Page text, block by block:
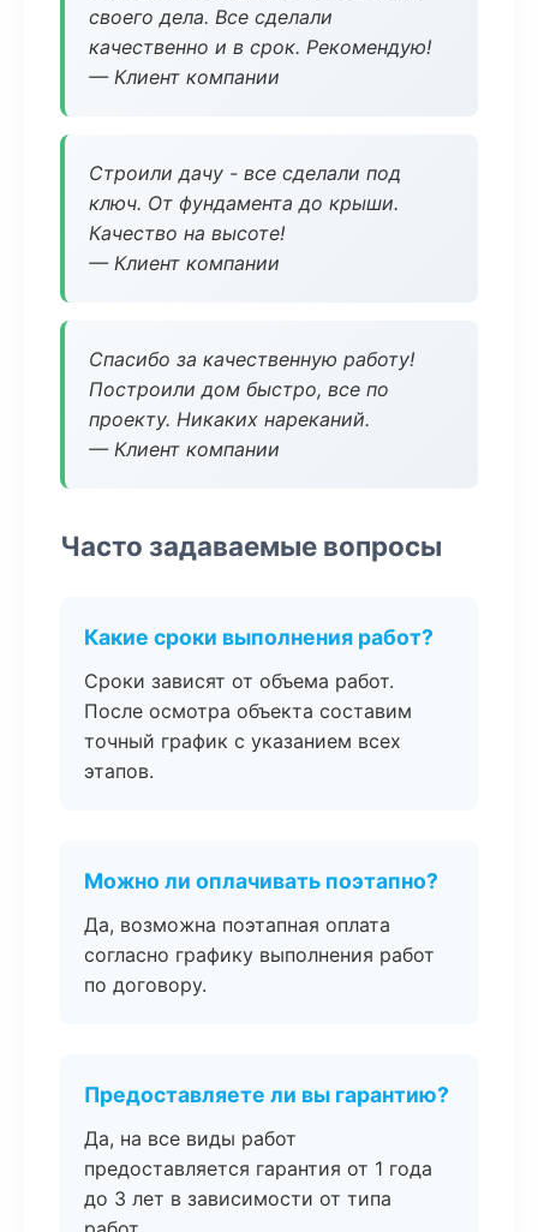
своего дела. Все сделали
качественно и в срок. Рекомендую!
— Клиент компании
Строили дачу - все сделали под
ключ. От фундамента до крыши.
Качество на высоте!
— Клиент компании
Спасибо за качественную работу!
Построили дом быстро, все по
проекту. Никаких нареканий.
— Клиент компании
Часто задаваемые вопросы
Какие сроки выполнения работ?
Сроки зависят от объема работ.
После осмотра объекта составим
точный график с указанием всех
этапов.
Можно ли оплачивать поэтапно?
Да, возможна поэтапная оплата
согласно графику выполнения работ
по договору.
Предоставляете ли вы гарантию?
Да, на все виды работ
предоставляется гарантия от 1 года
до 3 лет в зависимости от типа